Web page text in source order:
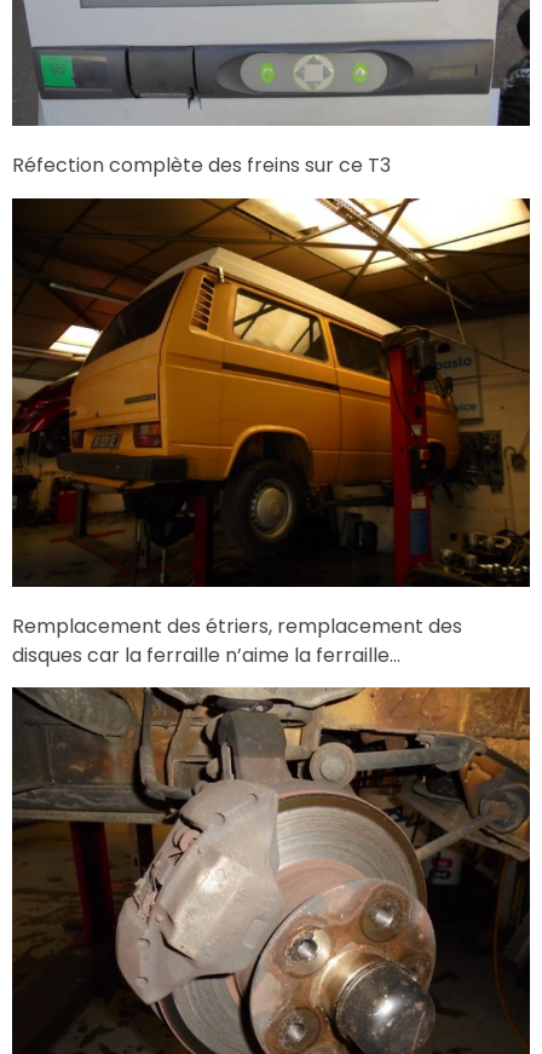
Réfection complète des freins sur ce T3
Remplacement des étriers, remplacement des
disques car la ferraille n’aime la ferraille…